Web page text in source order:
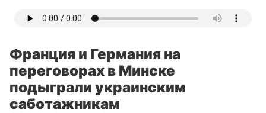
Франция и Германия на
переговорах в Минске
подыграли украинским
саботажникам